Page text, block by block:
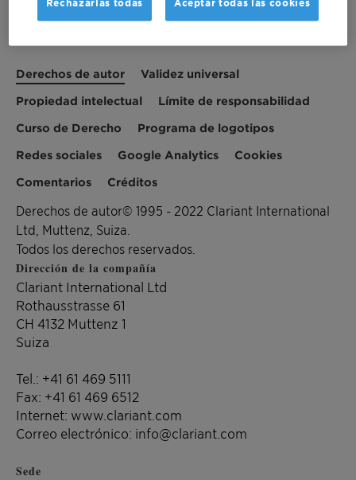
Derechos de autor
Validez universal
Propiedad intelectual
Límite de responsabilidad
Curso de Derecho
Programa de logotipos
Redes sociales
Google Analytics
Cookies
Comentarios
Créditos
Derechos de autor© 1995 - 2022 Clariant International
Ltd, Muttenz, Suiza.
Todos los derechos reservados.
Dirección de la compañía
Clariant International Ltd
Rothausstrasse 61
CH 4132 Muttenz 1
Suiza
Tel.: +41 61 469 5111
Fax: +41 61 469 6512
Internet: www.clariant.com
Correo electrónico: info@clariant.com
Sede
Rechazarlas todas Aceptar todas las cookies